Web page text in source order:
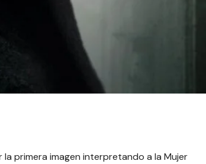
primera imagen interpretando a la Mujer